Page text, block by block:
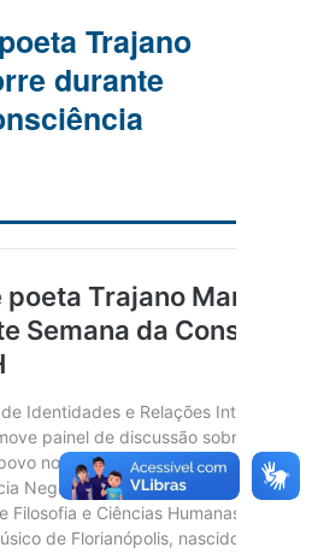
Trajano
durante